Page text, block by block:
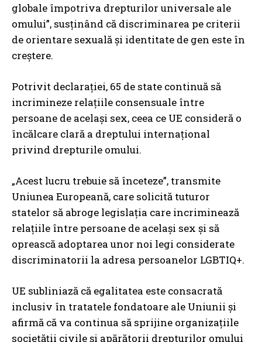
globale împotriva drepturilor universale ale
omului”, susținând că discriminarea pe criterii
de orientare sexuală și identitate de gen este în
creștere.
Potrivit declarației, 65 de state continuă să
incrimineze relațiile consensuale între
persoane de același sex, ceea ce UE consideră o
încălcare clară a dreptului internațional
privind drepturile omului.
„Acest lucru trebuie să înceteze”, transmite
Uniunea Europeană, care solicită tuturor
statelor să abroge legislația care incriminează
relațiile între persoane de același sex și să
oprească adoptarea unor noi legi considerate
discriminatorii la adresa persoanelor LGBTIQ+.
UE subliniază că egalitatea este consacrată
inclusiv în tratatele fondatoare ale Uniunii și
afirmă că va continua să sprijine organizațiile
societății civile și apărătorii drepturilor omului